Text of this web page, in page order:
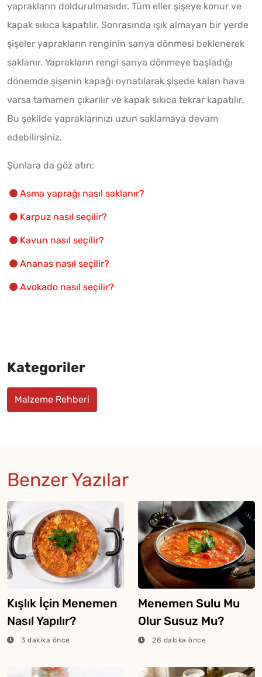
yaprakların doldurulmasıdır. Tüm eller şişeye konur ve
kapak sıkıca kapatılır. Sonrasında ışık almayan bir yerde
şişeler yaprakların renginin sarıya dönmesi beklenerek
saklanır. Yaprakların rengi sarıya dönmeye başladığı
dönemde şişenin kapağı oynatılarak şişede kalan hava
varsa tamamen çıkarılır ve kapak sıkıca tekrar kapatılır.
Bu şekilde yapraklarınızı uzun saklamaya devam
edebilirsiniz.
Şunlara da göz atın;
Asma yaprağı nasıl saklanır?
Karpuz nasıl seçilir?
Kavun nasıl seçilir?
Ananas nasıl seçilir?
Avokado nasıl seçilir?
Kategoriler
Malzeme Rehberi
Benzer Yazılar
Kışlık İçin Menemen
Nasıl Yapılır?
3 dakika önce
Menemen Sulu Mu
Olur Susuz Mu?
28 dakika önce